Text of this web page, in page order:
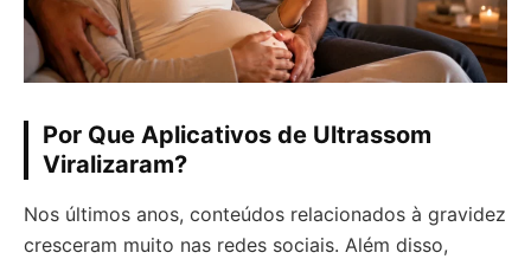
Por Que Aplicativos de Ultrassom
Viralizaram?
Nos últimos anos, conteúdos relacionados à gravidez
cresceram muito nas redes sociais. Além disso,